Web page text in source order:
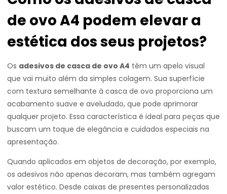
de ovo A4 podem elevar a
estética dos seus projetos?
Os adesivos de casca de ovo A4 têm um apelo visual
que vai muito além da simples colagem. Sua superfície
com textura semelhante à casca de ovo proporciona um
acabamento suave e aveludado, que pode aprimorar
qualquer projeto. Essa característica é ideal para peças que
buscam um toque de elegância e cuidados especiais na
apresentação.
Quando aplicados em objetos de decoração, por exemplo,
os adesivos não apenas decoram, mas também agregam
valor estético. Desde caixas de presentes personalizadas